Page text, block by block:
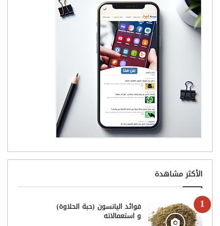
الأكثر مشاهدة
فوائد اليانسون (حبة الحلاوة)
و استعمالاته